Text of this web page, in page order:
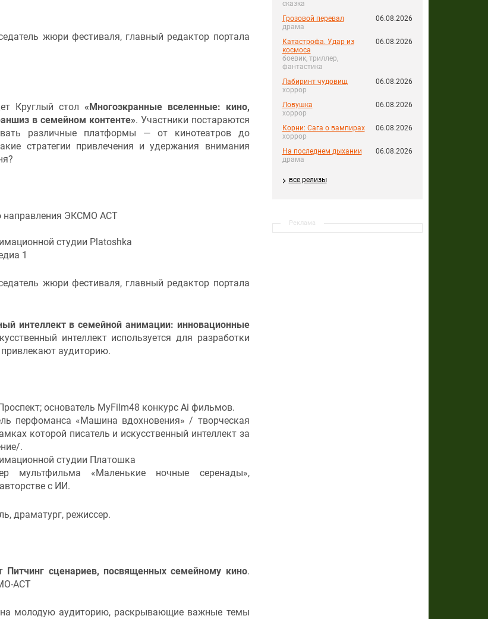
сказка
Грозовой перевал
драма
06.08.2026
Катастрофа. Удар из
космоса
боевик, триллер,
фантастика
06.08.2026
Лабиринт чудовищ
хоррор
06.08.2026
Ловушка
хоррор
06.08.2026
Корни: Сага о вампирах
хоррор
06.08.2026
На последнем дыхании
драма
06.08.2026
все релизы
Реклама
жюри фестиваля, главный редактор портала
Круглый стол «Многоэкранные вселенные: кино,
в семейном контенте». Участники постараются
различные платформы — от кинотеатров до
стратегии привлечения и удержания внимания
направления ЭКСМО АСТ
студии Platoshka
1
жюри фестиваля, главный редактор портала
интеллект в семейной анимации: инновационные
интеллект используется для разработки
аудиторию.
основатель MyFilm48 конкурс Ai фильмов.
перфоманса «Машина вдохновения» / творческая
которой писатель и искусственный интеллект за
.
студии Платошка
мультфильма «Маленькие ночные серенады»,
с ИИ.
драматург, режиссер.
Питчинг сценариев, посвященных семейному кино.
АСТ
молодую аудиторию, раскрывающие важные темы